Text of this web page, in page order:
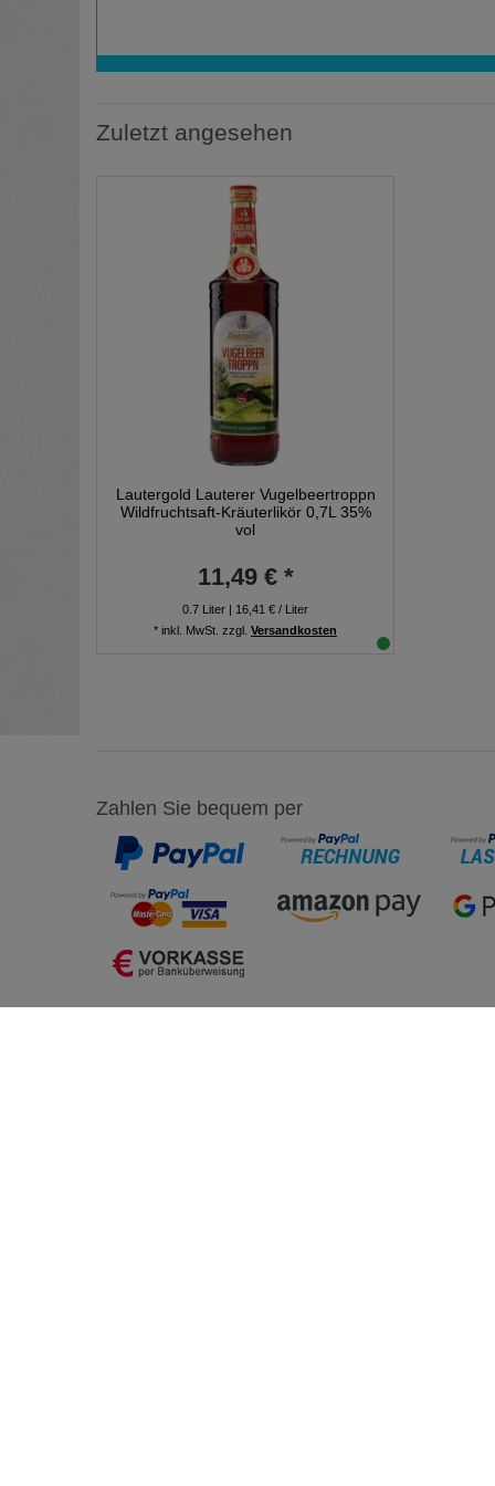
Zuletzt angesehen
Lautergold Lauterer Vugelbeertroppn
Wildfruchtsaft-Kräuterlikör 0,7L 35%
vol
11,49 € *
0.7 Liter | 16,41 € / Liter
* inkl. MwSt. zzgl. Versandkosten
Zahlen Sie bequem per